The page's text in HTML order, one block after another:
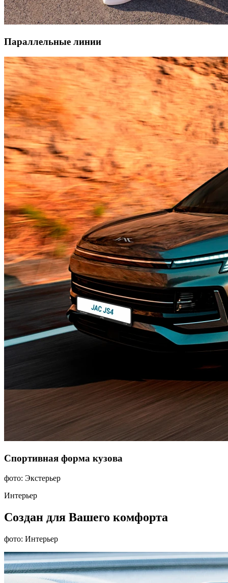
Параллельные линии
Спортивная форма кузова
фото: Экстерьер
Интерьер
Создан для Вашего комфорта
фото: Интерьер